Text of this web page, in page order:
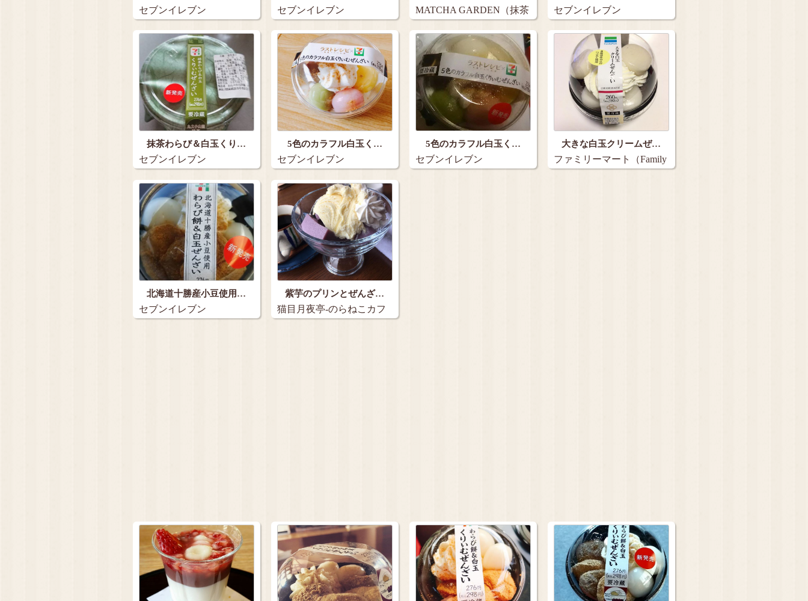
セブンイレブン セブンイレブン
MATCHA GARDEN（抹茶
ガーデン…
セブンイレブン
抹茶わらび＆白玉くり…
セブンイレブン
5色のカラフル白玉く…
セブンイレブン
5色のカラフル白玉く…
セブンイレブン
大きな白玉クリームぜ…
ファミリーマート（Family
北海道十勝産小豆使用…
セブンイレブン
紫芋のプリンとぜんざ…
猫目月夜亭-のらねこカフ